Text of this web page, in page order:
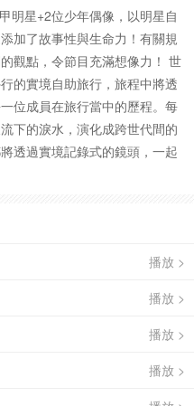
明星+2位少年偶像，以明星自
加了故事性與生命力！有關規
觀點，令節目充滿想像力！ 世
的實境自助旅行，旅程中將透
位成員在旅行當中的歷程。每
下的淚水，演化成跨世代間的
透過實境記錄式的鏡頭，一起
播放 >
播放 >
播放 >
播放 >